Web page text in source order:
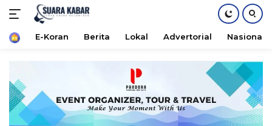
konten
HomeE-Koran Berita Lokal Advertorial Nasional